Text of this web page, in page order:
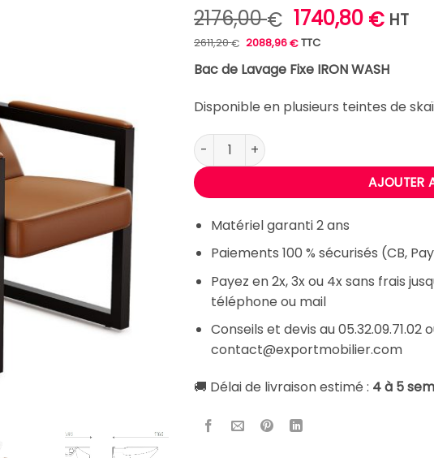
2176,00€ Le
prix
initial
était :
2176,00 €.
1740,80 €Le
est :
HT
2611,20€
Le
prix
était :
2611,20 €.
2088,96€
Le
prix
est :
2088,96 €.
TTC
Bac de Lavage Fixe IRON WASH
Disponible en plusieurs teintes de
quantité de Bac de Lavage Fixe IRON
AJOUTER
Matériel garanti 2 ans
Paiements 100 % sécurisés (CB,
Payez en 2x, 3x ou 4x sans frais
téléphone ou mail
Conseils et devis au 05.32.09.71.02
contact@exportmobilier.com
🚚 Délai de livraison estimé : 4 à 5